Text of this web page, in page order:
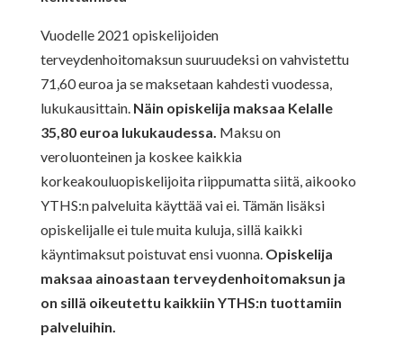
Vuodelle 2021 opiskelijoiden
terveydenhoitomaksun suuruudeksi on vahvistettu
71,60 euroa ja se maksetaan kahdesti vuodessa,
lukukausittain. Näin opiskelija maksaa Kelalle
35,80 euroa lukukaudessa. Maksu on
veroluonteinen ja koskee kaikkia
korkeakouluopiskelijoita riippumatta siitä, aikooko
YTHS:n palveluita käyttää vai ei. Tämän lisäksi
opiskelijalle ei tule muita kuluja, sillä kaikki
käyntimaksut poistuvat ensi vuonna. Opiskelija
maksaa ainoastaan terveydenhoitomaksun ja
on sillä oikeutettu kaikkiin YTHS:n tuottamiin
palveluihin.